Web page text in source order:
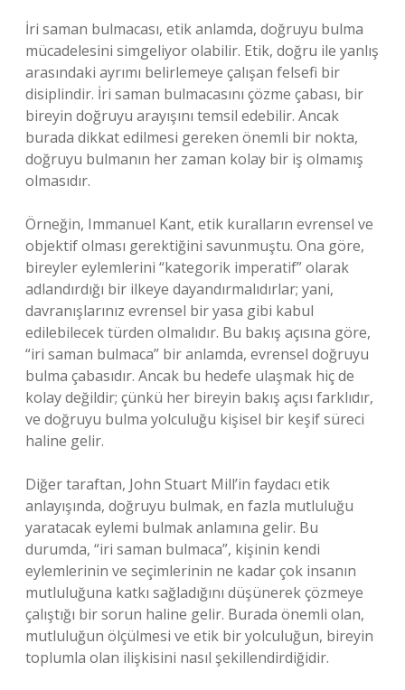
İri saman bulmacası, etik anlamda, doğruyu bulma
mücadelesini simgeliyor olabilir. Etik, doğru ile yanlış
arasındaki ayrımı belirlemeye çalışan felsefi bir
disiplindir. İri saman bulmacasını çözme çabası, bir
bireyin doğruyu arayışını temsil edebilir. Ancak
burada dikkat edilmesi gereken önemli bir nokta,
doğruyu bulmanın her zaman kolay bir iş olmamış
olmasıdır.
Örneğin, Immanuel Kant, etik kuralların evrensel ve
objektif olması gerektiğini savunmuştu. Ona göre,
bireyler eylemlerini “kategorik imperatif” olarak
adlandırdığı bir ilkeye dayandırmalıdırlar; yani,
davranışlarınız evrensel bir yasa gibi kabul
edilebilecek türden olmalıdır. Bu bakış açısına göre,
“iri saman bulmaca” bir anlamda, evrensel doğruyu
bulma çabasıdır. Ancak bu hedefe ulaşmak hiç de
kolay değildir; çünkü her bireyin bakış açısı farklıdır,
ve doğruyu bulma yolculuğu kişisel bir keşif süreci
haline gelir.
Diğer taraftan, John Stuart Mill’in faydacı etik
anlayışında, doğruyu bulmak, en fazla mutluluğu
yaratacak eylemi bulmak anlamına gelir. Bu
durumda, “iri saman bulmaca”, kişinin kendi
eylemlerinin ve seçimlerinin ne kadar çok insanın
mutluluğuna katkı sağladığını düşünerek çözmeye
çalıştığı bir sorun haline gelir. Burada önemli olan,
mutluluğun ölçülmesi ve etik bir yolculuğun, bireyin
toplumla olan ilişkisini nasıl şekillendirdiğidir.